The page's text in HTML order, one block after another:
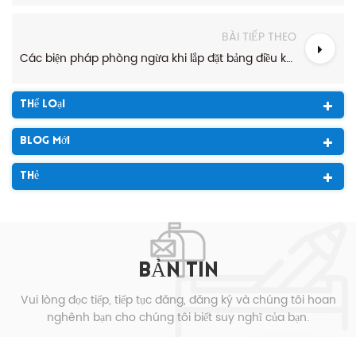
BÀI TIẾP THEO
Các biện pháp phòng ngừa khi lắp đặt bảng điều khiển năng lượng mặt trời quang điện
Thể Loại
Blog Mới
Thẻ
BẢN TIN
Vui lòng đọc tiếp, tiếp tục đăng, đăng ký và chúng tôi hoan
nghênh bạn cho chúng tôi biết suy nghĩ của bạn.